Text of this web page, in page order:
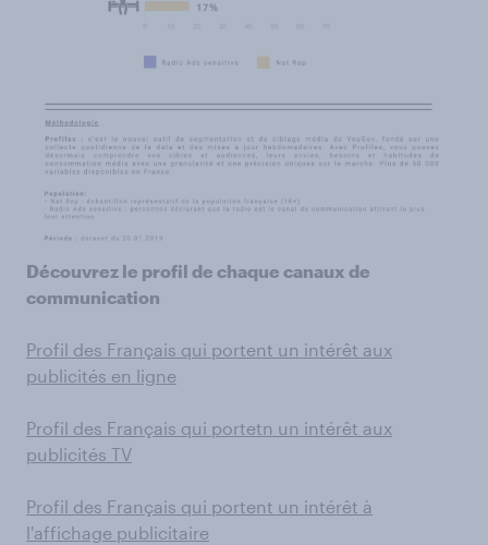
Découvrez le profil de chaque canaux de
communication
Profil des Français qui portent un intérêt aux
publicités en ligne
Profil des Français qui portetn un intérêt aux
publicités TV
Profil des Français qui portent un intérêt à
l'affichage publicitaire